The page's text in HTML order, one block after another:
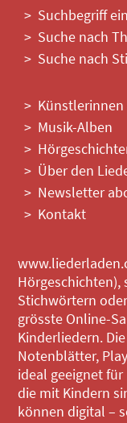
Suchbegriff
Suche nach
Suche nach
Musik-Alben
Über den
Newsletter
Kontakt
Stichwörtern
grösste Online-
Kinderliedern.
Notenblätter,
ideal geeignet
die mit Kindern
können digital –